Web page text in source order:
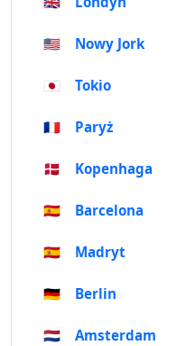
🇺🇸 Nowy Jork
🇯🇵 Tokio
🇫🇷 Paryż
🇩🇰 Kopenhaga
🇪🇸 Barcelona
🇪🇸 Madryt
🇩🇪 Berlin
🇳🇱 Amsterdam